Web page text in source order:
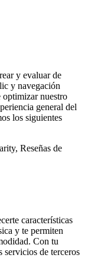
y evaluar de
y navegación
nuestro
general del
los siguientes
Reseñas de
características
y te permiten
Con tu
servicios de terceros